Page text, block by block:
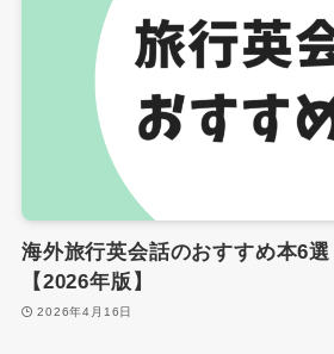
海外旅行英会話のおすすめ本6
【2026年版】
2026年4月16日